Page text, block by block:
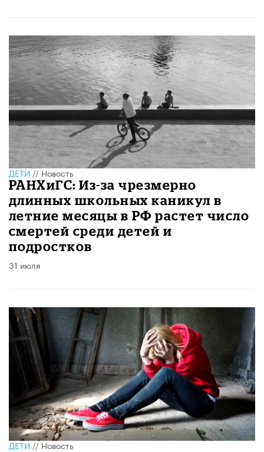
ДЕТИ//Новость
РАНХиГС: Из-за чрезмерно
длинных школьных каникул в
летние месяцы в РФ растет число
смертей среди детей и
подростков
31 июля
ДЕТИ//Новость